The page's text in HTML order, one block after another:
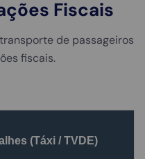
Fiscais
de passageiros
fiscais.
(Táxi / TVDE)